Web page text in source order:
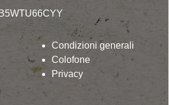
Condizioni generali
Colofone
Privacy